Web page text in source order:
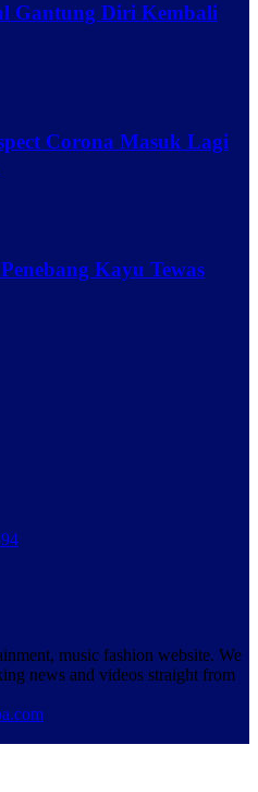
Gantung Diri Kembali
Corona Masuk Lagi
Kayu Tewas
music fashion website. We
news and videos straight from